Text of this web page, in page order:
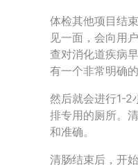
体检其他项目结
见一面，会向用
查对消化道疾病
有一个非常明确
然后就会进行1-2
排专用的厕所。
和准确。
清肠结束后，开